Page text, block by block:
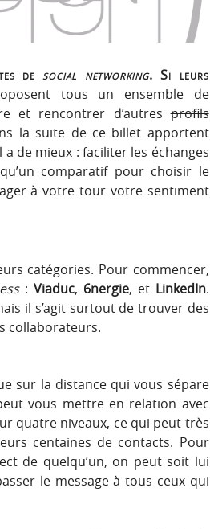
desocial networking. Si leurs
tous un ensemble de
et rencontrer d’autresprofils
la suite de ce billet apportent
a de mieux : faciliter les échanges
comparatif pour choisir le
à votre tour votre sentiment
catégories. Pour commencer,
: Viaduc, 6nergie, et LinkedIn.
il s’agit surtout de trouver des
collaborateurs.
sur la distance qui vous sépare
vous mettre en relation avec
quatre niveaux, ce qui peut très
centaines de contacts. Pour
de quelqu’un, on peut soit lui
le message à tous ceux qui